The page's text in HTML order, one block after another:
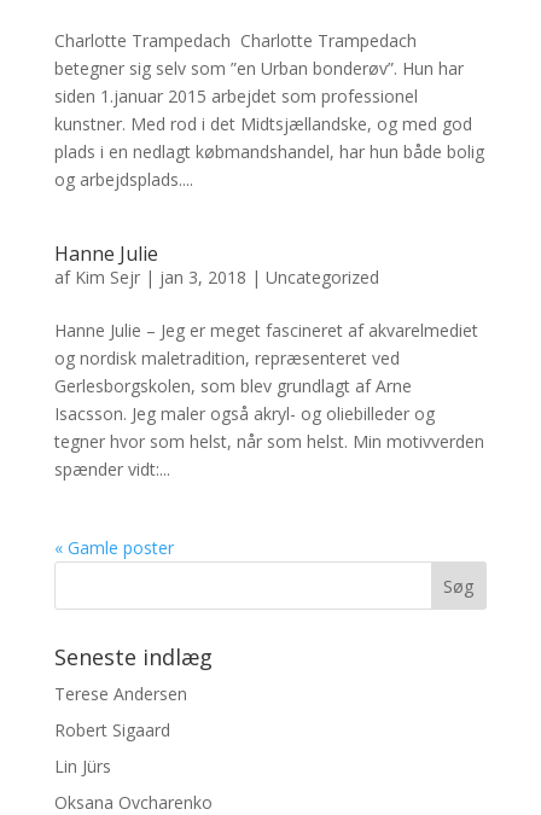
Charlotte Trampedach Charlotte Trampedach
betegner sig selv som ”en Urban bonderøv”. Hun har
siden 1.januar 2015 arbejdet som professionel
kunstner. Med rod i det Midtsjællandske, og med god
plads i en nedlagt købmandshandel, har hun både bolig
og arbejdsplads....
Hanne Julie
af Kim Sejr| jan 3, 2018 | Uncategorized
Hanne Julie – Jeg er meget fascineret af akvarelmediet
og nordisk maletradition, repræsenteret ved
Gerlesborgskolen, som blev grundlagt af Arne
Isacsson. Jeg maler også akryl- og oliebilleder og
tegner hvor som helst, når som helst. Min motivverden
spænder vidt:...
« Gamle poster
Seneste indlæg
Terese Andersen
Robert Sigaard
Lin Jürs
Oksana Ovcharenko